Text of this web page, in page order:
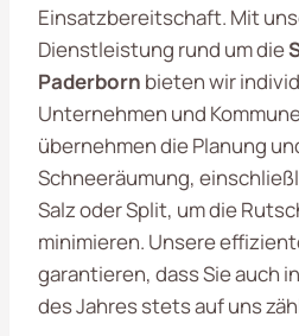
Einsatzbereitschaft. Mit
Dienstleistung rund um die
Paderborn bieten wir
Unternehmen und
übernehmen die Planung
Schneeräumung,
Salz oder Split, um die
minimieren. Unsere
garantieren, dass Sie auch
des Jahres stets auf uns